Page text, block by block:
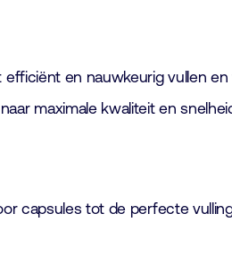
en nauwkeurig vullen en
maximale kwaliteit en
capsules tot de perfecte